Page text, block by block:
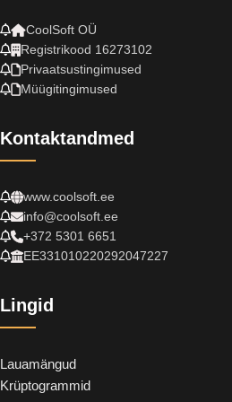
CoolSoft OÜ
Registrikood 16273102
Privaatsustingimused
Müügitingimused
Kontaktandmed
www.coolsoft.ee
info@coolsoft.ee
+372 5301 6651
EE331010220292047227
Lingid
Lauamängud
Krüptogrammid